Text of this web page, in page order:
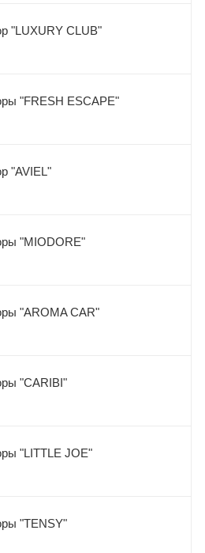
"LUXURY CLUB"
"FRESH ESCAPE"
"AVIEL"
"MIODORE"
"AROMA CAR"
"CARIBI"
"LITTLE JOE"
"TENSY"